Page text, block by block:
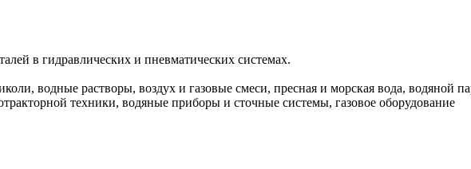
в гидравлических и пневматических системах.
водные растворы, воздух и газовые смеси, пресная и морская вода,
техники, водяные приборы и сточные системы, газовое оборудование